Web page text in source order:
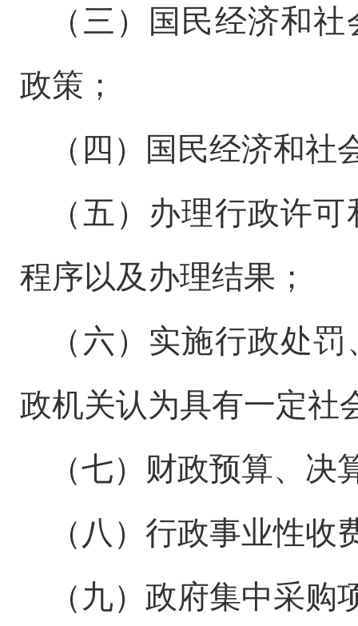
（三）国民经济和
政策；
（四）国民经济和
（五）办理行政许
程序以及办理结果；
（六）实施行政处
政机关认为具有一定社
（七）财政预算、决
（八）行政事业性
（九）政府集中采